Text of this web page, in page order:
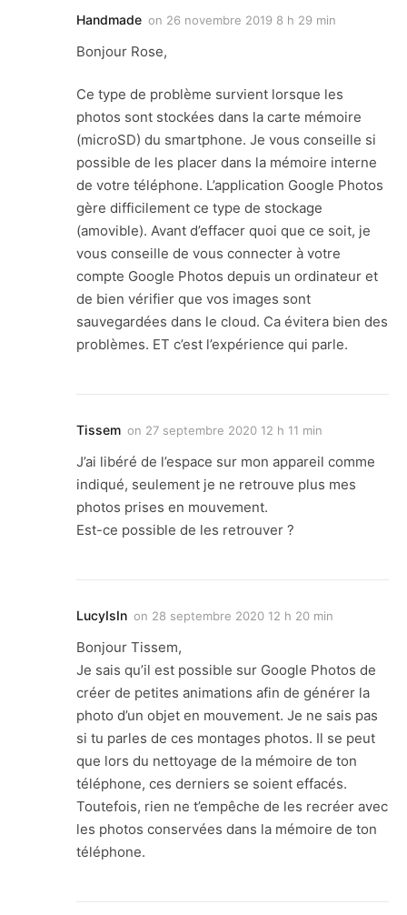
Handmade on 26 novembre 2019 8 h 29 min
Bonjour Rose,
Ce type de problème survient lorsque les
photos sont stockées dans la carte mémoire
(microSD) du smartphone. Je vous conseille si
possible de les placer dans la mémoire interne
de votre téléphone. L’application Google Photos
gère difficilement ce type de stockage
(amovible). Avant d’effacer quoi que ce soit, je
vous conseille de vous connecter à votre
compte Google Photos depuis un ordinateur et
de bien vérifier que vos images sont
sauvegardées dans le cloud. Ca évitera bien des
problèmes. ET c’est l’expérience qui parle.
Tissem on 27 septembre 2020 12 h 11 min
J’ai libéré de l’espace sur mon appareil comme
indiqué, seulement je ne retrouve plus mes
photos prises en mouvement.
Est-ce possible de les retrouver ?
LucyIsIn on 28 septembre 2020 12 h 20 min
Bonjour Tissem,
Je sais qu’il est possible sur Google Photos de
créer de petites animations afin de générer la
photo d’un objet en mouvement. Je ne sais pas
si tu parles de ces montages photos. Il se peut
que lors du nettoyage de la mémoire de ton
téléphone, ces derniers se soient effacés.
Toutefois, rien ne t’empêche de les recréer avec
les photos conservées dans la mémoire de ton
téléphone.